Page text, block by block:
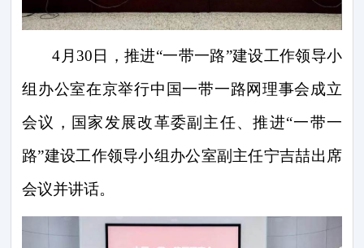
4月 30 日，推进“一带一路”建设工作领导小
组办公室在京举行中国一带一路网理事会成立
会议，国家发展改革委副主任、推进“一带一
路”建设工作领导小组办公室副主任宁吉喆出席
会议并讲话。